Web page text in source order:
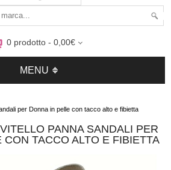
0 prodotto - 0,00€
MENU
per Donna in pelle con tacco alto e fibietta
PANNA SANDALI PER
CON TACCO ALTO E FIBIETTA